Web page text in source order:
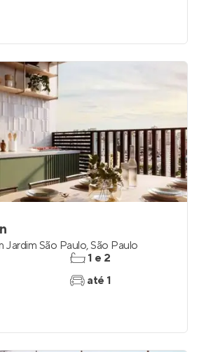
Jardim São Paulo,São Paulo
1 e 2
até 1